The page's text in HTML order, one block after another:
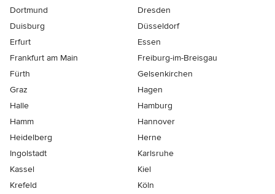
Dortmund
Dresden
Duisburg
Düsseldorf
Erfurt
Essen
Frankfurt am Main
Freiburg-im-Breisgau
Fürth
Gelsenkirchen
Graz
Hagen
Halle
Hamburg
Hamm
Hannover
Heidelberg
Herne
Ingolstadt
Karlsruhe
Kassel
Kiel
Krefeld
Köln